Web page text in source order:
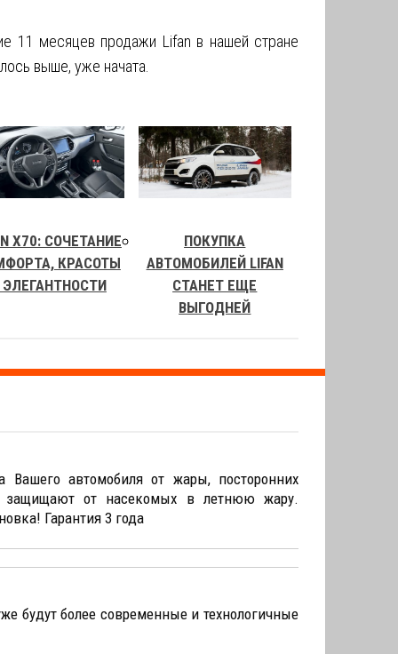
11 месяцев продажи Lifan в нашей стране
выше, уже начата.
X70: СОЧЕТАНИЕ
КРАСОТЫ
ПОКУПКА
АВТОМОБИЛЕЙ LIFAN
СТАНЕТ ЕЩЕ
ВЫГОДНЕЙ
автомобиля от жары, посторонних
защищают от насекомых в летнюю жару.
Гарантия 3 года
будут более современные и технологичные